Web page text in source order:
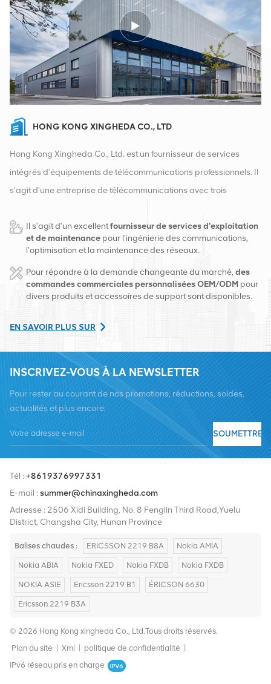
HONG KONG XINGHEDA CO., LTD
Hong Kong Xingheda Co., Ltd. est un fournisseur de services
intégrés d'équipements de télécommunications professionnels. Il
s'agit d'une entreprise de télécommunications avec trois
l'heure actuelle, l'entreprise dispose de deux entrepôts
intelligents et de centres de distribution d'usine à Changsha et à
international à Changsha, en Chine. Basés en Chine, nous
exerçons des activités internationales en Asie du Sud-Est, en
télécommunications régionaux des services de transformation
d'équipement et de maintenance complets tels que la
transmission, l'alimentation électrique, les modules optiques,
câbles, bornes et matériaux auxiliaires de support. Les
fournisseurs de services incluent Nokia, Ericsson, Huawei, ZTE,
Bell, Alcatel, Nortel, Siemens et Lucent. Nous élargirons notre part
services de haute qualité, des prix raisonnables et une livraison
rapide.
Il s'agit d'un excellentfournisseur de services d'exploitation
et de maintenance pour l'ingénierie des communications,
l'optimisation et la maintenance des réseaux.
Pour répondre à la demande changeante du marché,des
commandes commerciales personnalisées OEM/ODM pour
divers produits et accessoires de support sont disponibles.
EN SAVOIR PLUS SUR
INSCRIVEZ-VOUS À LA NEWSLETTER
Pour rester au courant de nos promotions, réductions, soldes,
actualités et plus encore.
SOUMETTRE
Tél :+8619376997331
E-mail :summer@chinaxingheda.com
Adresse : 2506 Xidi Building, No. 8 Fenglin Third Road,Yuelu
District, Changsha City, Hunan Province
Balises chaudes : ERICSSON 2219 B8A Nokia AMIA
Nokia ABIA Nokia FXED Nokia FXDB Nokia FXDB
NOKIA ASIE Ericsson 2219 B1 ÉRICSON 6630
Ericsson 2219 B3A
© 2026 Hong Kong xingheda Co., Ltd.Tous droits réservés.
Plan du site
Xml politique de confidentialité
IPv6 réseau pris en charge